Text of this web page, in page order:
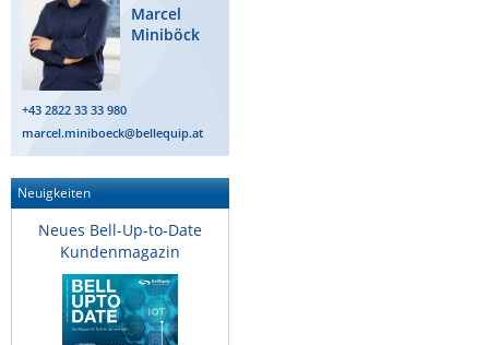
Marcel
Miniböck
+43 2822 33 33 980
marcel.miniboeck@bellequip.at
Neuigkeiten
Neues Bell-Up-to-Date
Kundenmagazin